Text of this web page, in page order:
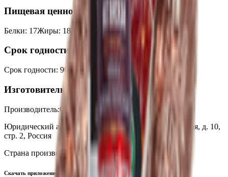
Пищевая ценность на 100г
Белки: 17Жиры: 18Углеводы:1Калории: 234
Срок годности
Срок годности: 90 суток
Изготовитель
Производитель:ООО «Вего»
Юридический адрес: 111524, г. Москва, ул. Электродная, д. 10,
стр. 2, Россия
Страна производства:
Россия
Скачать приложение